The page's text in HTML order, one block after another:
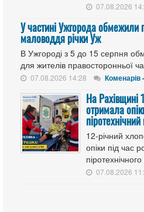
07.08.2026
У частині Ужгорода обмежили
маловоддя річки Уж
В Ужгороді з 5 до 15 серпня
для жителів правосторонньої
07.08.2026 14:28 Коменарів
На Рахівщині
отримала
піротехнічний
12-річний
опіки під час
07.08.2026